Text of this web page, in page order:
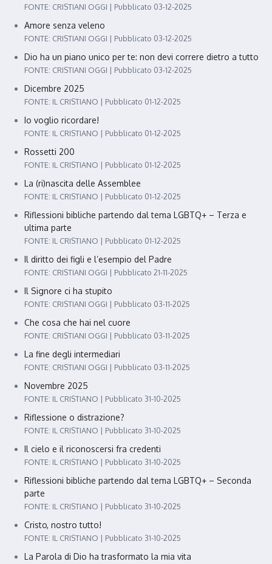
FONTE: CRISTIANI OGGI Pubblicato 03-12-2025
Amore senza veleno
FONTE: CRISTIANI OGGI Pubblicato 03-12-2025
Dio ha un piano unico per te: non devi correre dietro a tutto
FONTE: CRISTIANI OGGI Pubblicato 03-12-2025
Dicembre 2025
FONTE: IL CRISTIANO Pubblicato 01-12-2025
Io voglio ricordare!
FONTE: IL CRISTIANO Pubblicato 01-12-2025
Rossetti 200
FONTE: IL CRISTIANO Pubblicato 01-12-2025
La (ri)nascita delle Assemblee
FONTE: IL CRISTIANO Pubblicato 01-12-2025
Riflessioni bibliche partendo dal tema LGBTQ+ – Terza e
ultima parte
FONTE: IL CRISTIANO Pubblicato 01-12-2025
Il diritto dei figli e l’esempio del Padre
FONTE: CRISTIANI OGGI Pubblicato 21-11-2025
Il Signore ci ha stupito
FONTE: CRISTIANI OGGI Pubblicato 03-11-2025
Che cosa che hai nel cuore
FONTE: CRISTIANI OGGI Pubblicato 03-11-2025
La fine degli intermediari
FONTE: CRISTIANI OGGI Pubblicato 03-11-2025
Novembre 2025
FONTE: IL CRISTIANO Pubblicato 31-10-2025
Riflessione o distrazione?
FONTE: IL CRISTIANO Pubblicato 31-10-2025
Il cielo e il riconoscersi fra credenti
FONTE: IL CRISTIANO Pubblicato 31-10-2025
Riflessioni bibliche partendo dal tema LGBTQ+ – Seconda
parte
FONTE: IL CRISTIANO Pubblicato 31-10-2025
Cristo, nostro tutto!
FONTE: IL CRISTIANO Pubblicato 31-10-2025
La Parola di Dio ha trasformato la mia vita